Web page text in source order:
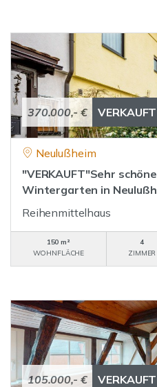
370.000,- € VERKAUFT
Neulußheim
"VERKAUFT"Sehr
Wintergarten in
Reihenmittelhaus
150 m²
WOHNFLÄCHE
4
ZIMMER
105.000,- € VERKAUFT